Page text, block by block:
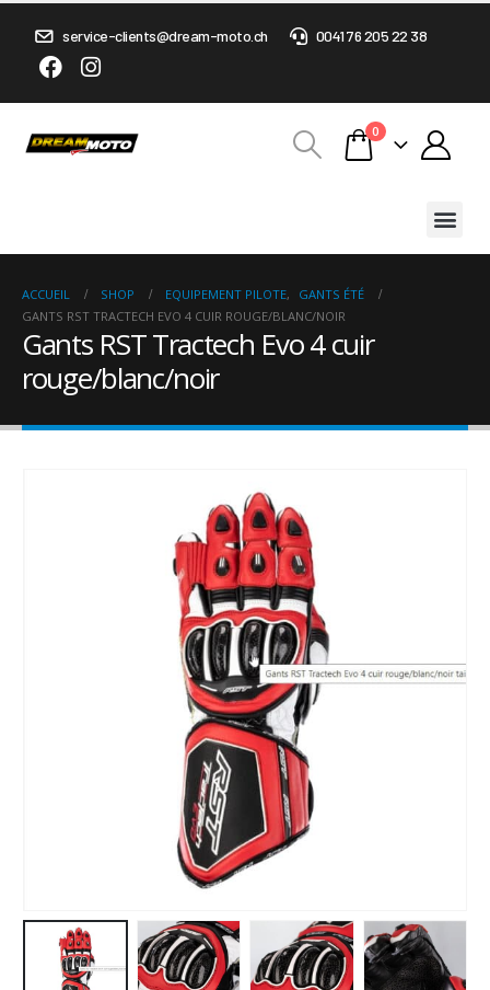
service-clients@dream-moto.ch 0041 76 205 22 38
0
ACCUEIL SHOP EQUIPEMENT PILOTE,
GANTS ÉTÉ
GANTS RST TRACTECH EVO 4 CUIR ROUGE/BLANC/NOIR
Gants RST Tractech Evo 4 cuir
rouge/blanc/noir